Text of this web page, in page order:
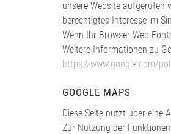
unsere Website aufgerufen
berechtigtes Interesse im
Wenn Ihr Browser Web
Weitere Informationen zu
https://www.google.com/
GOOGLE MAPS
Diese Seite nutzt über eine
Zur Nutzung der